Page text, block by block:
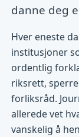
danne deg
Hver eneste
institusjoner
ordentlig
riksrett,
forliksråd.
allerede vet
vanskelig å